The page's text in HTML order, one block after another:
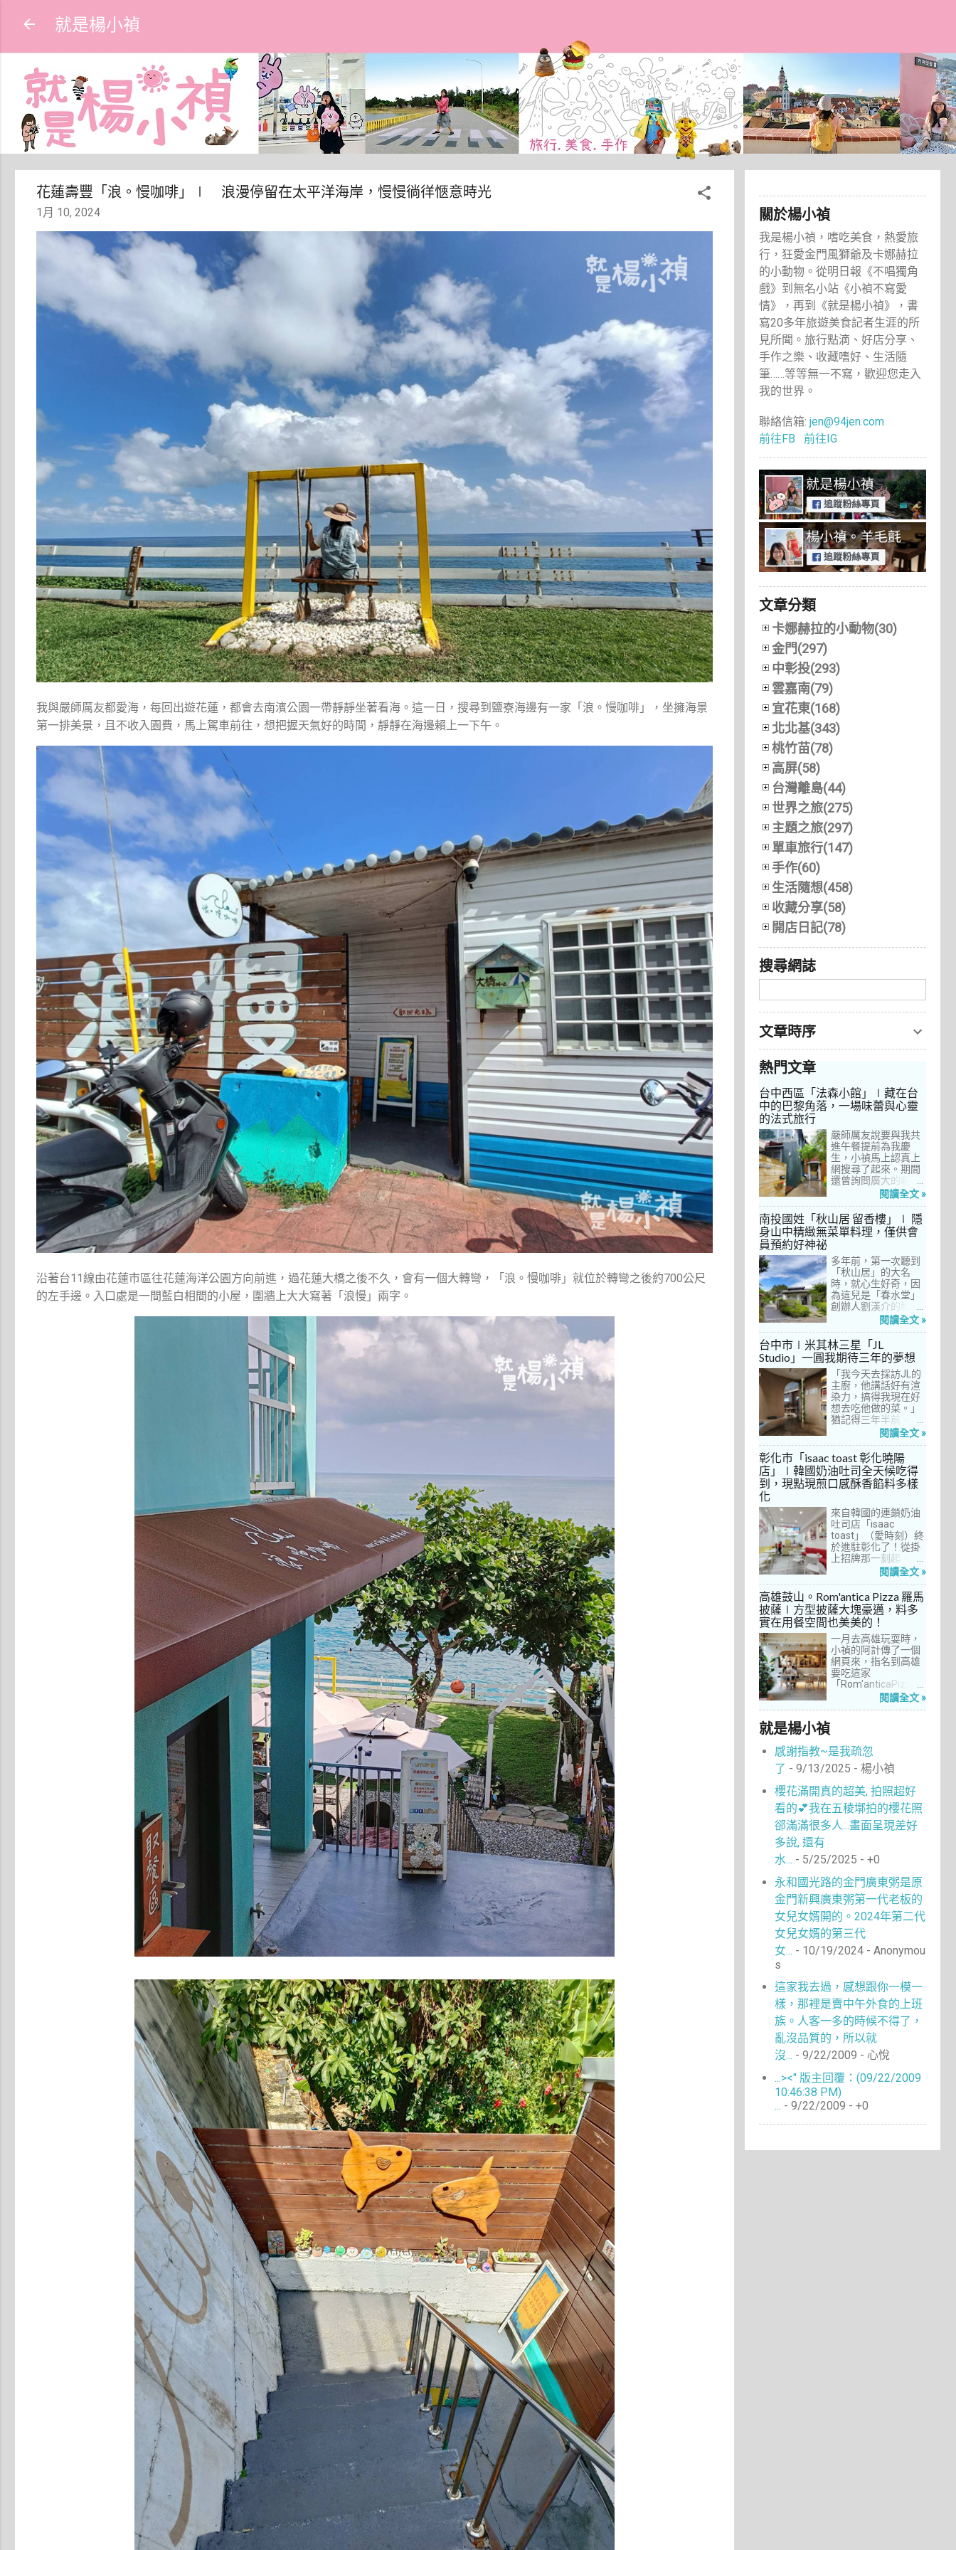
就是楊小禎
花蓮壽豐「浪。慢咖啡」∣ 浪漫停留在太平洋海岸，慢慢徜徉愜意時光
1月 10, 2024
我與嚴師厲友都愛海，每回出遊花蓮，都會去南濱公園一帶靜靜坐著看海。這一日，搜尋到鹽寮海邊有一家「浪。慢咖啡」，坐擁海景
第一排美景，且不收入園費，馬上駕車前往，想把握天氣好的時間，靜靜在海邊賴上一下午。
沿著台11線由花蓮市區往花蓮海洋公園方向前進，過花蓮大橋之後不久，會有一個大轉彎，「浪。慢咖啡」就位於轉彎之後約700公尺
的左手邊。入口處是一間藍白相間的小屋，圍牆上大大寫著「浪慢」兩字。
關於楊小禎
我是楊小禎，嗜吃美食，熱愛旅
行，狂愛金門風獅爺及卡娜赫拉
的小動物。從明日報《不唱獨角
戲》到無名小站《小禎不寫愛
情》，再到《就是楊小禎》，書
寫20多年旅遊美食記者生涯的所
見所聞。旅行點滴、好店分享、
手作之樂、收藏嗜好、生活隨
筆……等等無一不寫，歡迎您走入
我的世界。
聯絡信箱: jen@94jen.com
前往FB
前往IG
文章分類
卡娜赫拉的小動物(30)
金門(297)
中彰投(293)
雲嘉南(79)
宜花東(168)
北北基(343)
桃竹苗(78)
高屏(58)
台灣離島(44)
世界之旅(275)
主題之旅(297)
單車旅行(147)
手作(60)
生活隨想(458)
收藏分享(58)
開店日記(78)
搜尋網誌
文章時序
熱門文章
台中西區「法森小館」∣藏在台
中的巴黎角落，一場味蕾與心靈
的法式旅行
嚴師厲友說要與我共
進午餐提前為我慶
生，小禎馬上認真上
網搜尋了起來。期間
還曾詢問廣大的親友
們有沒有推薦的餐
阿姨及桄甄老師誠懇
給我建議，其他都是
一堆來亂的！哈～ 從
宮」到台中的
「澀」，再比較了幾
間價位較親民的牛排
餐廳……，最終，小禎
選定了阿姨及表弟剛
去吃過的「法森小
館」，理由很簡單：
歐法套餐1680元起的
價位可以接受，而且
不是無菜單料理，從
開胃菜、湯品、主
菜、甜點等，通通可
以選自己喜歡的，小
禎覺得能夠自由搭配
很讚！而且「法森小
館」是台中老字號的
不斷，能夠屹立不搖
這麼多年，一定有它
的道理在呀！
閱讀全文 »
南投國姓「秋山居 留香樓」∣ 隱
身山中精緻無菜單料理，僅供會
員預約好神祕
多年前，第一次聽到
「秋山居」的大名
時，就心生好奇，因
為這兒是「春水堂」
創辦人劉漢介的私人
招待所，只對會員開
自從十多年前搬回彰
化之後，小禎才開始
上春水堂吃飯、喝
茶，有一度還把春水
堂當麵店在吃，每週
到台中上課時，總忍
不住奔入春水堂，點
上一碗「XO醬拌麵」
搭配一杯茶飲，後來
也嘗試過其他茶點，
對春水堂的餐飲很有
信心。因此，一得知
秋山居是春水堂創辦
人開設的，感覺就是
食的小禎而言，自然
深具吸引力。
閱讀全文 »
台中市∣米其林三星「JL
Studio」一圓我期待三年的夢想
「我今天去採訪JL的
主廚，他講話好有渲
染力，搞得我現在好
想去吃他做的菜。」
猶記得三年半前，當
米其林評鑑要來台中
做了一次得獎預測，
於是我因為工作踏入
JL Studio，當天回家
之後，我就迫不及待
從事美食採訪20多
年，只採訪沒吃的店
也不計其數，但從沒
有一家餐廳讓我這樣
充滿渴望，留下「真
的好想吃吃看」的懸
閱讀全文 »
彰化市「isaac toast 彰化曉陽
店」∣韓國奶油吐司全天候吃得
到，現點現煎口感酥香餡料多樣
化
來自韓國的連鎖奶油
吐司店「isaac
toast」（愛時刻）終
於進駐彰化了！從掛
上招牌那一刻起，小
禎就想著找時間來吃
家連鎖店許久，只是
每次去台中誘惑實在
太多了！就……，這一
次離家這麼近，不來
吃真的說不過去。
閱讀全文 »
高雄鼓山。Rom'antica Pizza 羅馬
披薩∣方型披薩大塊豪邁，料多
實在用餐空間也美美的！
一月去高雄玩耍時，
小禎的阿計傳了一個
網頁來，指名到高雄
要吃這家
「Rom'anticaPizza
羅馬披薩」，看了圖
少披薩店，一字排開
的各式披薩看起來琳
瑯滿目，走進店內就
能點上一塊喜愛的口
味大快朵頤，真的好
懷念啊！沒想到台灣
也有類似的披薩店。
走！就到高雄吃披薩
閱讀全文 »
就是楊小禎
感謝指教~是我疏忽
了 - 9/13/2025 - 楊小禎
櫻花滿開真的超美, 拍照超好
看的💕我在五稜墎拍的櫻花照
郤滿滿很多人...畫面呈現差好
多說, 還有
水... - 5/25/2025 - +0
永和國光路的金門廣東粥是原
金門新興廣東粥第一代老板的
女兒女婿開的。2024年第二代
女兒女婿的第三代
女... - 10/19/2024 - Anonymou
s
這家我去過，感想跟你一模一
樣，那裡是賣中午外食的上班
族。人客一多的時候不得了，
亂沒品質的，所以就
沒... - 9/22/2009 - 心悅
...><" 版主回覆：(09/22/2009
10:46:38 PM)
... - 9/22/2009 - +0